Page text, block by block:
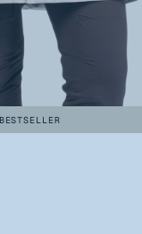
BESTSELLER